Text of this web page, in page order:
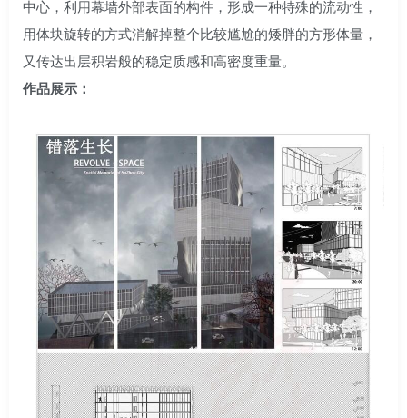
中心，利用幕墙外部表面的构件，形成一种特殊的流动性，
用体块旋转的方式消解掉整个比较尴尬的矮胖的方形体量，
又传达出层积岩般的稳定质感和高密度重量。
作品展示：